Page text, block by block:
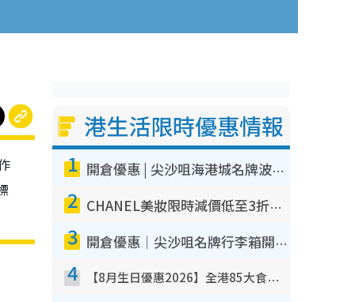
港生活限時優惠情報
1 開倉優惠 | 尖沙咀海港城名牌波鞋開倉低至1折！On鞋$899起／Joy&Peace鞋履$98起
2 CHANEL美妝限時減價低至3折！人氣粉底/唇膏/精華液低至$275！COCO香水都有平
3 開倉優惠｜尖沙咀名牌行李箱開倉低至4折！一連5日 American Tourister/ace./Hallmark $200起！
4 【8月生日優惠2026】全港85大食買玩著數攻略 自助餐/火鍋放題同行免費＋誠品/DONKI送現金券